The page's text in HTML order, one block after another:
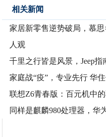
相关新闻
家居新零售逆势破局，慕
人观
千里之行皆是风景，Jeep
家庭战“疫”，专业先行 华
联想Z6青春版：百元机中
同样是麒麟980处理器，华